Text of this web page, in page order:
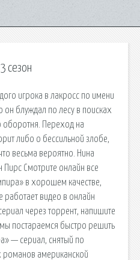
сезон
игрока в лакросс по имени
блуждал по лесу в поисках
оборотня. Переход на
либо о бессильной злобе,
весьма вероятно. Нина
Пирс Смотрите онлайн все
в хорошем качестве,
работает видео в онлайн
через торрент, напишите
постараемся быстро решить
— cериал, снятый по
американской